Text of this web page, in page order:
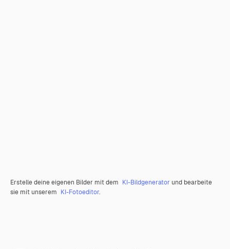
Erstelle deine eigenen Bilder mit dem KI-Bildgenerator und bearbeite
sie mit unserem KI-Fotoeditor.